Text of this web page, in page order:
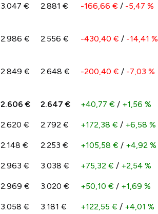
3.047 € 2.881 € -166,66 € / -5,47 %
2.986 € 2.556 € -430,40 € / -14,41 %
2.849 € 2.648 € -200,40 € / -7,03 %
2.606 € 2.647 € +40,77 € / +1,56 %
2.620 € 2.792 € +172,38 € / +6,58 %
2.148 € 2.253 € +105,58 € / +4,92 %
2.963 € 3.038 € +75,32 € / +2,54 %
2.969 € 3.020 € +50,10 € / +1,69 %
3.058 € 3.181 € +122,55 € / +4,01 %